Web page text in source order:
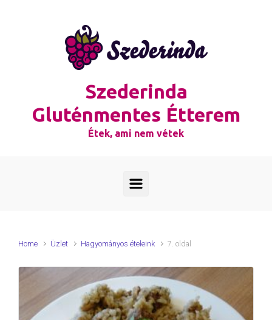
Szederinda
Gluténmentes Étterem
Étek, ami nem vétek
Home Üzlet Hagyományos ételeink 7. oldal